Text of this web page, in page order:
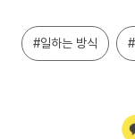
#일하는 방식